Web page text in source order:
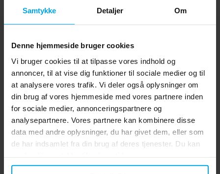
Samtykke Detaljer Om
Denne hjemmeside bruger cookies
Vi bruger cookies til at tilpasse vores indhold og
annoncer, til at vise dig funktioner til sociale medier og til
at analysere vores trafik. Vi deler også oplysninger om
din brug af vores hjemmeside med vores partnere inden
for sociale medier, annonceringspartnere og
analysepartnere. Vores partnere kan kombinere disse
data med andre oplysninger, du har givet dem, eller som
de har indsamlet fra din brug af deres tjenester. Du kan
Serpentiner - Lyseblå
Pris:15 kr.
15 kr.
Serpentiner - Lyserød
Pris:15 kr.
15 kr.